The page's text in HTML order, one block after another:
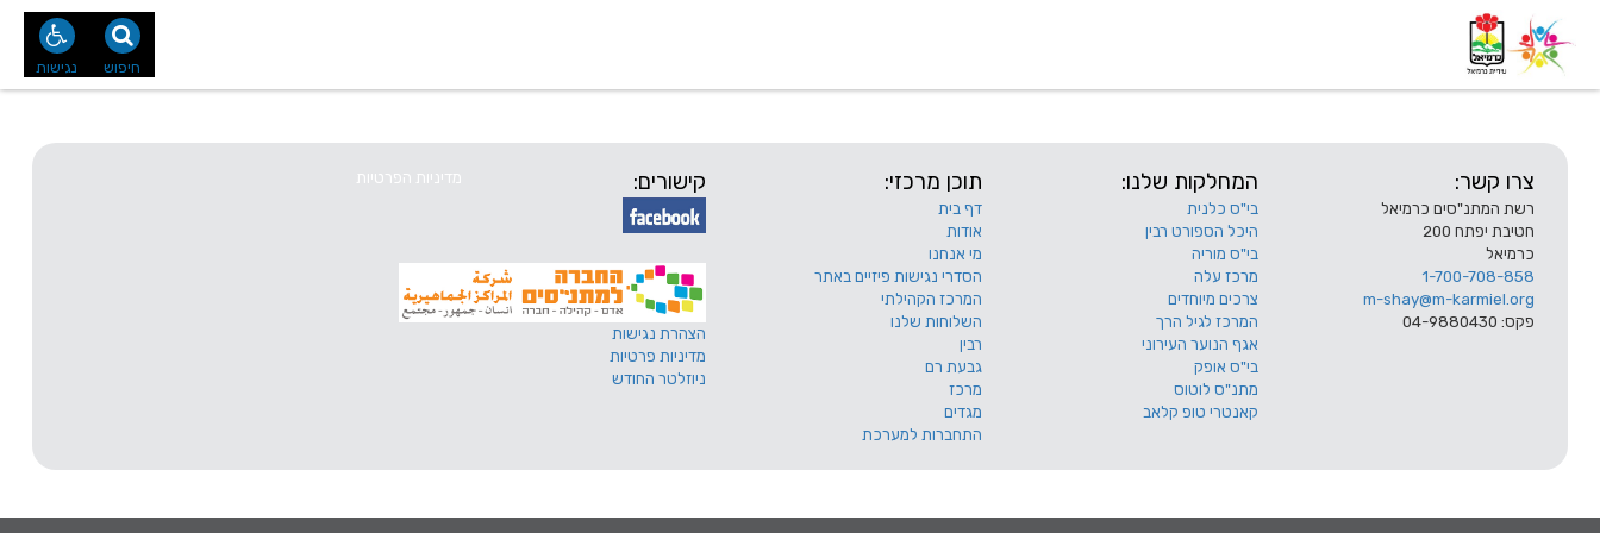
נגישות חיפוש
צרו קשר:
רשת המתנ"סים כרמיאל
חטיבת יפתח 200
כרמיאל
1-700-708-858
m-shay@m-karmiel.org
פקס: 04-9880430
המחלקות שלנו:
בי"ס כלנית
היכל הספורט רבין
בי"ס מוריה
מרכז עלה
צרכים מיוחדים
המרכז לגיל הרך
אגף הנוער העירוני
בי"ס אופק
מתנ"ס לוטוס
קאנטרי טופ קלאב
תוכן מרכזי:
דף בית
אודות
מי אנחנו
הסדרי נגישות פיזיים באתר
המרכז הקהילתי
השלוחות שלנו
רבין
גבעת רם
מרכז
מגדים
התחברות למערכת
קישורים:
הצהרת נגישות
מדיניות פרטיות
ניוזלטר החודש
מדיניות הפרטיות